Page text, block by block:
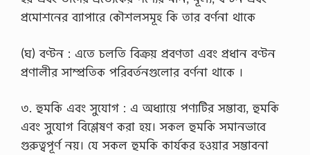
র
প্রমোশনের ব্যাপারে কৌশলসমূহ কি তার বর্ণনা থাকে
(ঘ) বণ্টন : এতে চলতি বিক্রয় প্রবণতা এবং প্রধান বণ্টন
প্রণালীর সাম্প্রতিক পরিবর্তনগুলোর বর্ণনা থাকে ।
৩. হুমকি এবং সুযোগ : এ অধ্যায়ে পণ্যটির সম্ভাব্য, হুমকি
এবং সুযোগ বিশ্লেষণ করা হয়। সকল হুমকি সমানভাবে
গুরুত্বপূর্ণ নয়। যে সকল হুমকি কার্যকর হওয়ার সম্ভাবনা